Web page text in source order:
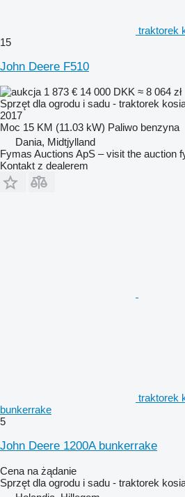
traktorek
15
John Deere F510
1 873 € 14 000 DKK ≈ 8 064 zł
Sprzęt dla ogrodu i sadu - traktorek
2017
Moc 15 KM (11.03 kW) Paliwo benzyna
Dania, Midtjylland
Fymas Auctions ApS – visit the auction
Kontakt z dealerem
traktorek
bunkerrake
5
John Deere 1200A bunkerrake
Cena na żądanie
Sprzęt dla ogrodu i sadu - traktorek